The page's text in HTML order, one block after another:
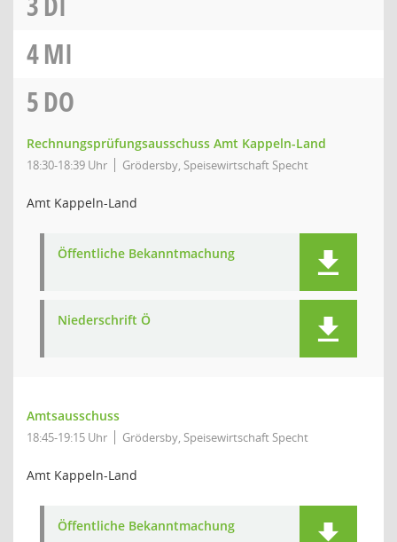
4MI
5DO
Rechnungsprüfungsausschuss Amt Kappeln-Land
18:30-18:39 Uhr Grödersby, Speisewirtschaft Specht
Amt Kappeln-Land
Öffentliche Bekanntmachung
Niederschrift Ö
Amtsausschuss
18:45-19:15 Uhr Grödersby, Speisewirtschaft Specht
Amt Kappeln-Land
Öffentliche Bekanntmachung